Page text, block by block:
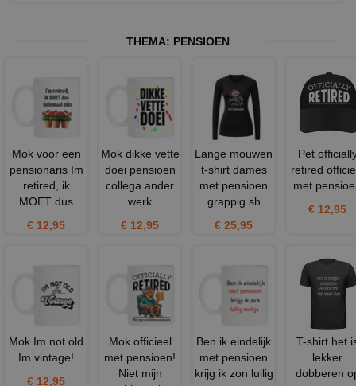
THEMA: PENSIOEN
Mok voor een
pensionaris Im
retired, ik
MOET dus
€ 12,95
Mok dikke vette
doei pensioen
collega ander
werk
€ 12,95
Lange mouwen
t-shirt dames
met pensioen
grappig sh
€ 25,95
Pet
retired
met
€ 12,95
Mok Im not old
Im vintage!
€ 12,95
Mok officieel
met pensioen!
Niet mijn
Ben ik eindelijk
met pensioen
krijg ik zon lullig
T-shirt het
lekker
dobberen